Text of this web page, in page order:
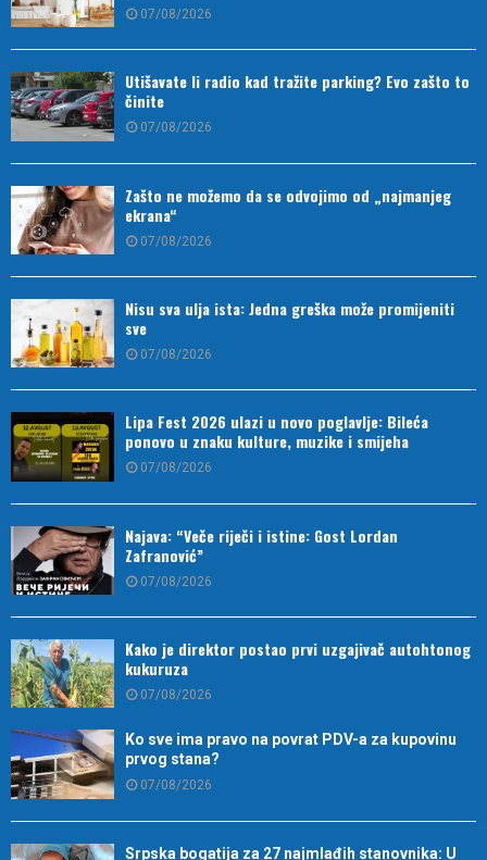
07/08/2026
Utišavate li radio kad tražite parking? Evo zašto to
činite
07/08/2026
Zašto ne možemo da se odvojimo od „najmanjeg
ekrana“
07/08/2026
Nisu sva ulja ista: Jedna greška može promijeniti
sve
07/08/2026
Lipa Fest 2026 ulazi u novo poglavlje: Bileća
ponovo u znaku kulture, muzike i smijeha
07/08/2026
Najava: “Veče riječi i istine: Gost Lordan
Zafranović”
07/08/2026
Kako je direktor postao prvi uzgajivač autohtonog
kukuruza
07/08/2026
Ko sve ima pravo na povrat PDV-a za kupovinu
prvog stana?
07/08/2026
Srpska bogatija za 27 najmlađih stanovnika: U